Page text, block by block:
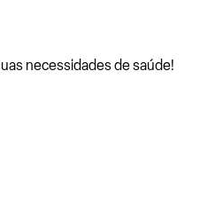
necessidades de saúde!